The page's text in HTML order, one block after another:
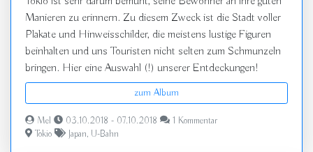
Manieren zu erinnern. Zu diesem Zweck ist die Stadt voller
Plakate und Hinweisschilder, die meistens lustige Figuren
beinhalten und uns Touristen nicht selten zum Schmunzeln
bringen. Hier eine Auswahl (!) unserer Entdeckungen!
zum Album
Mel 03.10.2018 - 07.10.2018
1 Kommentar
Tokio
Japan, U-Bahn